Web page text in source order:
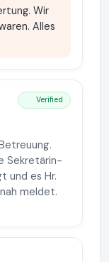
Wir
Alles
Verified
Sekretärin-
und es Hr.
meldet.